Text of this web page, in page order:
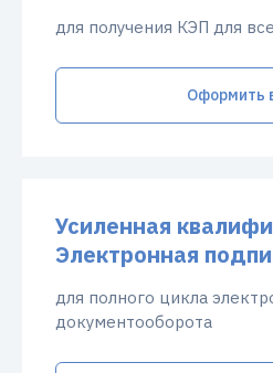
для получения КЭП для
Оформить
Усиленная
Электронная
для полного цикла
документооборота